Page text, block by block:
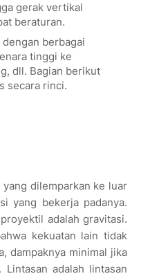
gerak vertikal
beraturan.
berbagai
tinggi ke
dll. Bagian berikut
secara rinci.
dilemparkan ke luar
yang bekerja padanya.
adalah gravitasi.
kekuatan lain tidak
dampaknya minimal jika
adalah lintasan